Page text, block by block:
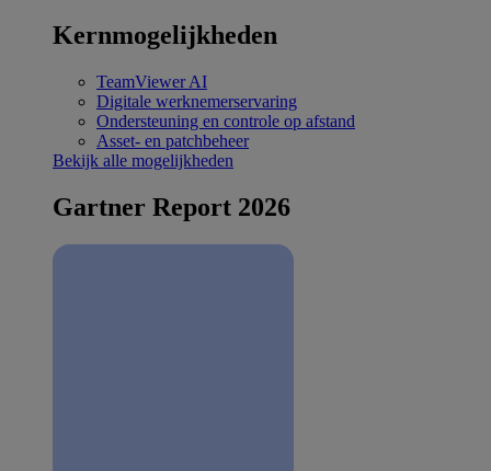
Kernmogelijkheden
TeamViewer AI
Digitale werknemerservaring
Ondersteuning en controle op afstand
Asset- en patchbeheer
Bekijk alle mogelijkheden
Gartner Report 2026